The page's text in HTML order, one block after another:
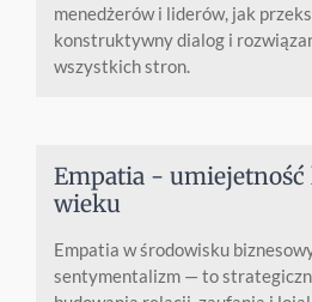
menedżerów i liderów, jak
konstruktywny dialog i
wszystkich stron.
Empatia -
wieku
Empatia w środowisku
sentymentalizm — to